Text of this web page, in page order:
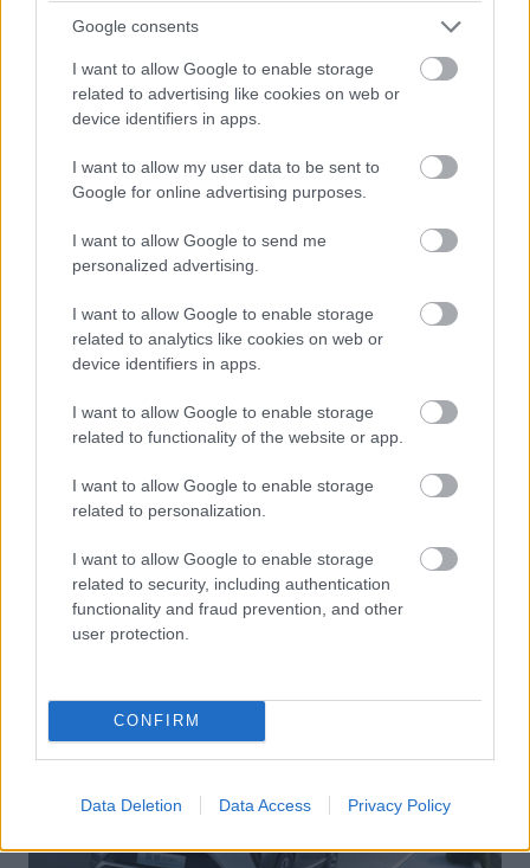
Google consents
I want to allow Google to enable storage
related to advertising like cookies on web or
device identifiers in apps.
I want to allow my user data to be sent to
Google for online advertising purposes.
I want to allow Google to send me
personalized advertising.
I want to allow Google to enable storage
related to analytics like cookies on web or
device identifiers in apps.
I want to allow Google to enable storage
related to functionality of the website or app.
I want to allow Google to enable storage
related to personalization.
I want to allow Google to enable storage
related to security, including authentication
functionality and fraud prevention, and other
user protection.
CONFIRM
Data Deletion Data Access Privacy Policy
Ελλάδα: Μια κατηγορία οχημάτων έχει
τι συμβαίνει
ΓΡΑΦΕΙ:ΑΧΙΛΛΕΑΣ ΤΣΑΚΑΛΙΔΗΣ